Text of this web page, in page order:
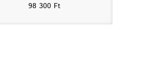
98 300 Ft